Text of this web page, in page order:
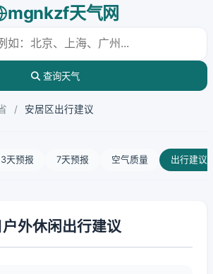
mgnkzf天气网
查询天气
/ 安居区出行建议
3天预报 7天预报 空气质量 出行建议
外休闲出行建议